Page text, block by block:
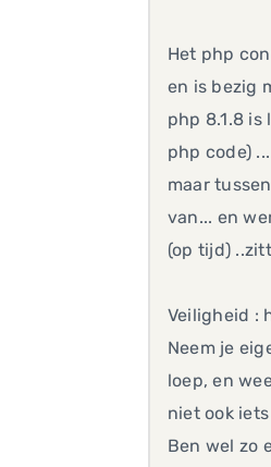
Het php
en is bezig
php 8.1.8 is
php code)
maar
van... en
(op tijd)
Veiligheid :
Neem je
loep, en
niet ook
Ben wel zo